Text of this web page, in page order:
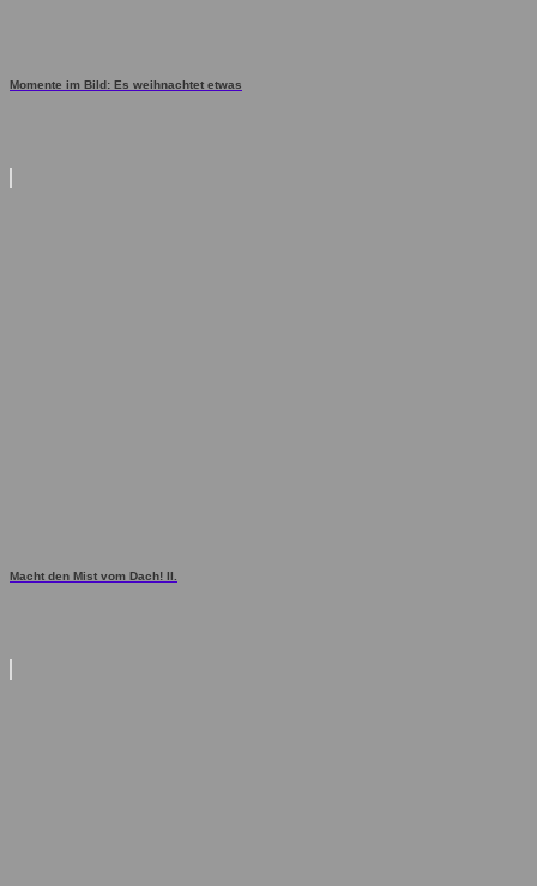
Momente im Bild: Es weihnachtet etwas
Macht den Mist vom Dach! II.